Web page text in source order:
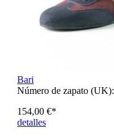
Bari
Número de zapato (UK):
154,00 €*
detalles